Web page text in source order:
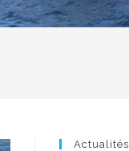
Actualités